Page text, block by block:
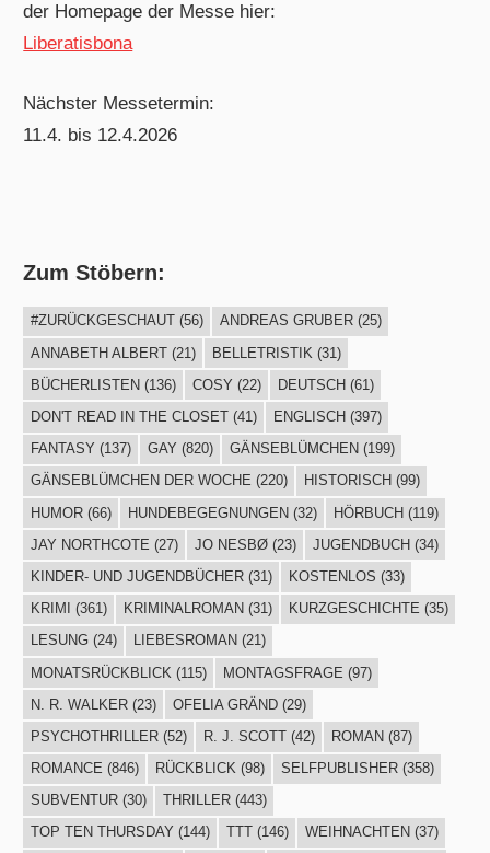
der Homepage der Messe hier:
Liberatisbona
Nächster Messetermin:
11.4. bis 12.4.2026
Zum Stöbern:
#ZURÜCKGESCHAUT(56) ANDREAS GRUBER(25)
ANNABETH ALBERT(21) BELLETRISTIK (31)
BÜCHERLISTEN (136) COSY (22) DEUTSCH (61)
DON'T READ IN THE CLOSET(41) ENGLISCH (397)
FANTASY (137) GAY (820) GÄNSEBLÜMCHEN (199)
GÄNSEBLÜMCHEN DER WOCHE (220) HISTORISCH (99)
HUMOR(66) HUNDEBEGEGNUNGEN(32) HÖRBUCH(119)
JAY NORTHCOTE (27) JO NESBØ(23) JUGENDBUCH (34)
KINDER- UND JUGENDBÜCHER(31) KOSTENLOS (33)
KRIMI
(361) KRIMINALROMAN (31) KURZGESCHICHTE (35)
LESUNG(24) LIEBESROMAN (21)
MONATSRÜCKBLICK (115) MONTAGSFRAGE (97)
N. R. WALKER(23) OFELIA GRÄND(29)
PSYCHOTHRILLER(52) R. J. SCOTT(42) ROMAN (87)
ROMANCE (846) RÜCKBLICK(98) SELFPUBLISHER(358)
SUBVENTUR(30) THRILLER(443)
TOP TEN THURSDAY (144) TTT(146) WEIHNACHTEN (37)